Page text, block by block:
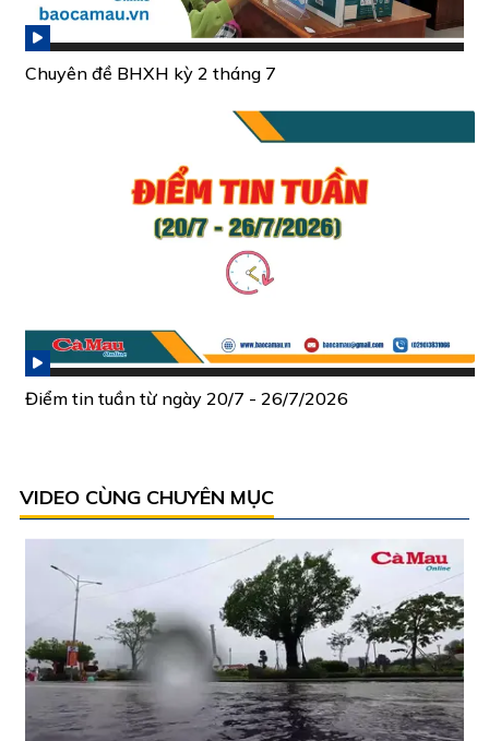
Chuyên đề BHXH kỳ 2 tháng 7
Điểm tin tuần từ ngày 20/7 - 26/7/2026
VIDEO CÙNG CHUYÊN MỤC